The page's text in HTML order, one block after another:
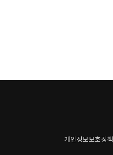
개인정보보호정책